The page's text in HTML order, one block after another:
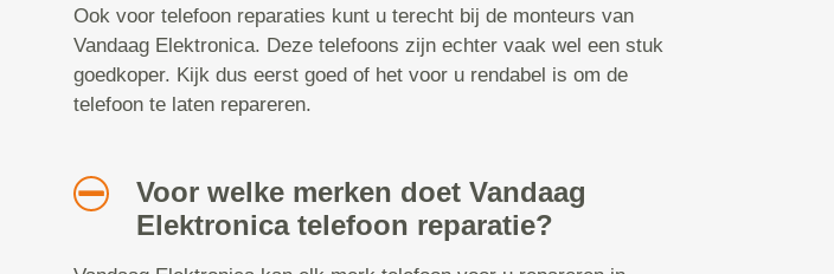
Ook voor telefoon reparaties kunt u terecht bij de monteurs van
Vandaag Elektronica. Deze telefoons zijn echter vaak wel een stuk
goedkoper. Kijk dus eerst goed of het voor u rendabel is om de
telefoon te laten repareren.
Voor welke merken doet Vandaag
Elektronica telefoon reparatie?